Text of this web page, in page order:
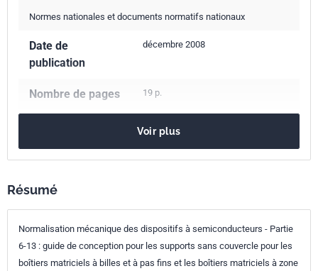
Normes nationales et documents normatifs nationaux
Date de
publication
décembre 2008
Nombre de pages 19 p.
Codes ICS
31.080.01
classement
Numéro de tirage 1 - décembre 2008
Voir plus
Résumé
Normalisation mécanique des dispositifs à semiconducteurs - Partie
6-13 : guide de conception pour les supports sans couvercle pour les
boîtiers matriciels à billes et à pas fins et les boîtiers matriciels à zone